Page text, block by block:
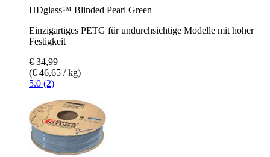
HDglass™ Blinded Pearl Green
Einzigartiges PETG für undurchsichtige Modelle mit hoher
Festigkeit
€ 34,99
(€ 46,65 / kg)
5.0 (2)